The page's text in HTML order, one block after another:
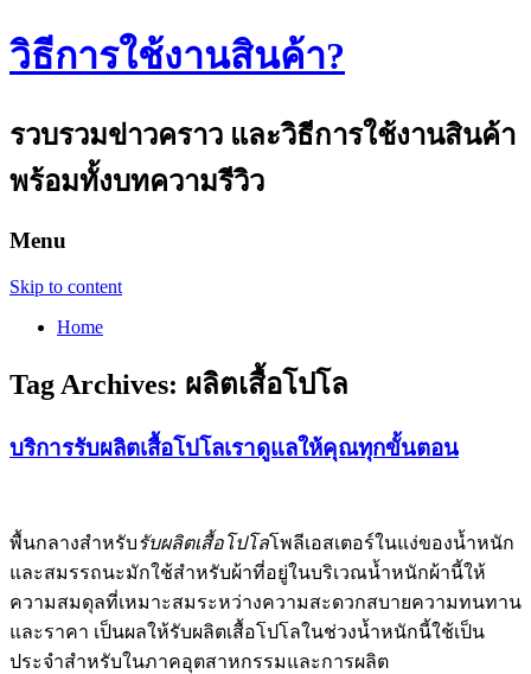
วิธีการใช้งานสินค้า?
รวบรวมข่าวคราว และวิธีการใช้งานสินค้า
พร้อมทั้งบทความรีวิว
Menu
Skip to content
Home
Tag Archives: ผลิตเสื้อโปโล
บริการรับผลิตเสื้อโปโลเราดูแลให้คุณทุกขั้นตอน
พื้นกลางสำหรับรับผลิตเสื้อโปโลโพลีเอสเตอร์ในแง่ของน้ำหนัก
และสมรรถนะมักใช้สำหรับผ้าที่อยู่ในบริเวณน้ำหนักผ้านี้ให้
ความสมดุลที่เหมาะสมระหว่างความสะดวกสบายความทนทาน
และราคา เป็นผลให้รับผลิตเสื้อโปโลในช่วงน้ำหนักนี้ใช้เป็น
ประจำสำหรับในภาคอุตสาหกรรมและการผลิต